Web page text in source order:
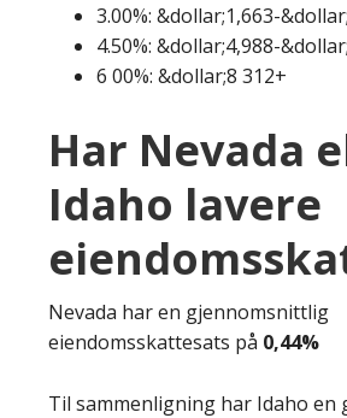
3.00%: &dollar;1,663-
4.50%: &dollar;4,988-
6 00%: &dollar;8 312+
Har Nevada
Idaho lavere
Nevada har en gjennomsnittlig
eiendomsskattesats på 0,44%
Til sammenligning har Idaho